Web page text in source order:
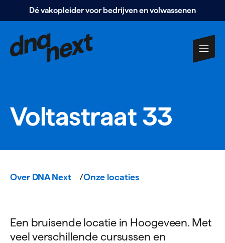
Navigatie
Dé vakopleider voor bedrijven en volwassenen
Vol­ta­straat 33
Over DNA Next Onze locaties
Een bruisende locatie in Hoogeveen. Met
veel verschillende cursussen en